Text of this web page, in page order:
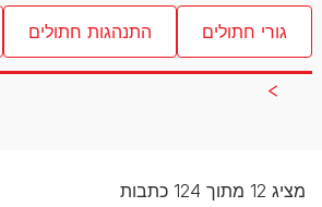
גורי חתולים התנהגות חתולים
מציג 12 מתוך 124 כתבות